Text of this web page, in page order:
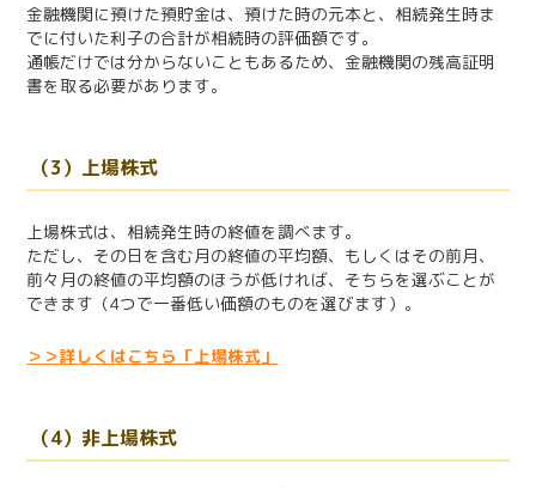
金融機関に預けた預貯金は、預けた時の元本と、相続発生時ま
でに付いた利子の合計が相続時の評価額です。
通帳だけでは分からないこともあるため、金融機関の残高証明
書を取る必要があります。
（3）上場株式
上場株式は、相続発生時の終値を調べます。
ただし、その日を含む月の終値の平均額、もしくはその前月、
前々月の終値の平均額のほうが低ければ、そちらを選ぶことが
できます（4つで一番低い価額のものを選びます）。
＞＞詳しくはこちら「上場株式」
（4）非上場株式